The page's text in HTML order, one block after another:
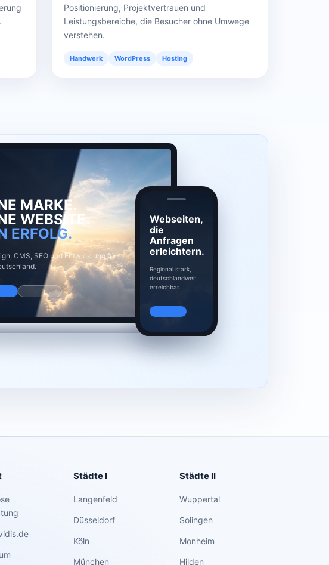
Positionierung, Projektvertrauen und
Leistungsbereiche, die Besucher ohne Umwege
verstehen.
Handwerk WordPress Hosting
MARKE.
WEBSITE.
ERFOLG.
CMS, SEO und Entwicklung für
Webseiten,
die
Anfragen
erleichtern.
Regional stark,
deutschlandweit
erreichbar.
Städte I
Langenfeld
Düsseldorf
Köln
München
Städte II
Wuppertal
Solingen
Monheim
Hilden